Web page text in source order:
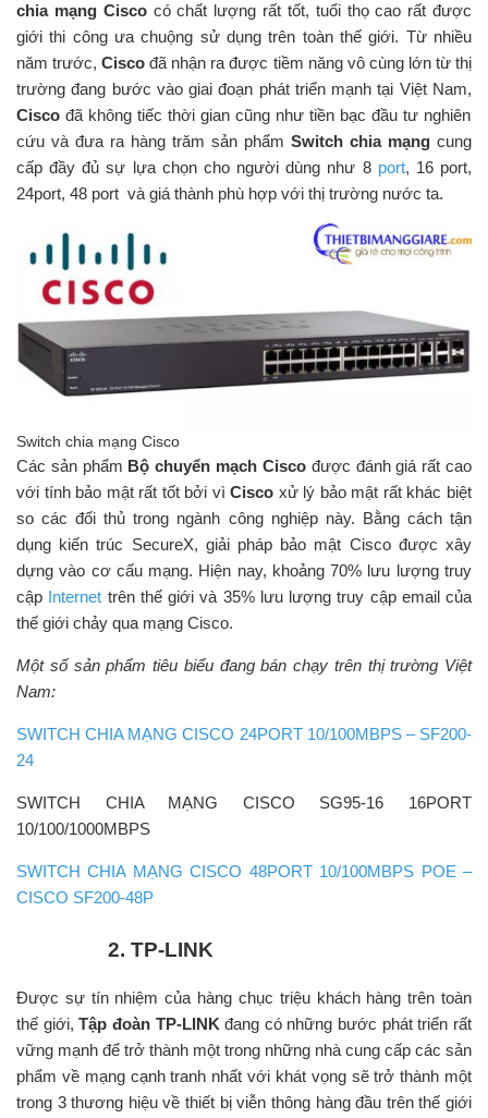
chia mạng Ciscocó chất lượng rất tốt, tuổi thọ cao rất được
giới thi công ưa chuộng sử dụng trên toàn thế giới. Từ nhiều
năm trước,Cisco đã nhận ra được tiềm năng vô cùng lớn từ thị
trường đang bước vào giai đoạn phát triển mạnh tại Việt Nam,
Cisco đã không tiếc thời gian cũng như tiền bạc đầu tư nghiên
cứu và đưa ra hàng trăm sản phẩm Switch chia mạng cung
cấp đầy đủ sự lựa chọn cho người dùng như 8 port, 16 port,
24port, 48 port và giá thành phù hợp với thị trường nước ta.
Switch chia mạng Cisco
Các sản phẩm Bộ chuyển mạch Ciscođược đánh giá rất cao
với tính bảo mật rất tốt bởi vìCisco xử lý bảo mật rất khác biệt
so các đối thủ trong ngành công nghiệp này. Bằng cách tận
dụng kiến ​​trúc SecureX, giải pháp bảo mật Cisco được xây
dựng vào cơ cấu mạng. Hiện nay, khoảng 70% lưu lượng truy
cập Internet trên thế giới và 35% lưu lượng truy cập email của
thế giới chảy qua mạng Cisco.
Một số sản phẩm tiêu biểu đang bán chạy trên thị trường Việt
Nam:
SWITCH CHIA MẠNG CISCO 24PORT 10/100MBPS – SF200-
24
SWITCH CHIA MẠNG CISCO SG95-16 16PORT
10/100/1000MBPS
SWITCH CHIA MẠNG CISCO 48PORT 10/100MBPS POE –
CISCO SF200-48P
2. TP-LINK
Được sự tín nhiệm của hàng chục triệu khách hàng trên toàn
thế giới,Tập đoàn TP-LINKđang có những bước phát triển rất
vững mạnh để trở thành một trong những nhà cung cấp các sản
phẩm về mạng cạnh tranh nhất với khát vọng sẽ trở thành một
trong 3 thương hiệu về thiết bị viễn thông hàng đầu trên thế giới